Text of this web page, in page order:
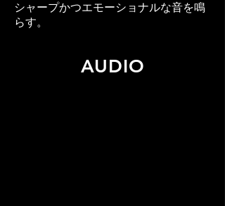
シャープかつエモーショナルな音を鳴
らす。
AUDIO